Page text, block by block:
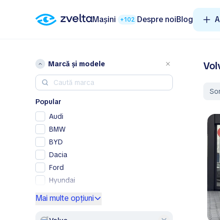
Mașini +102 Despre noiBlog
Marcă și modele
Popular
Audi
BMW
BYD
Dacia
Ford
Hyundai
Mercedes-Benz
Mai multe opțiuni